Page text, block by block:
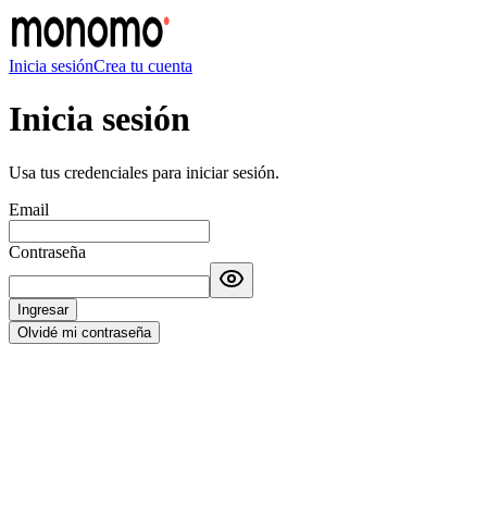
Inicia sesiónCrea tu cuenta
Inicia sesión
Usa tus credenciales para iniciar sesión.
Email
Contraseña
Ingresar
Olvidé mi contraseña